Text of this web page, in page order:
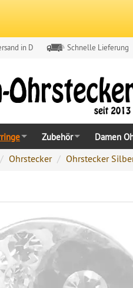
in D Schnelle Lieferung
Zubehör Damen
Ohrstecker Ohrstecker